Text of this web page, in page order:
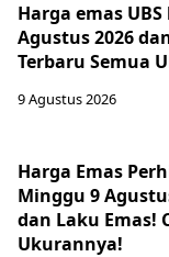
Harga emas
Agustus 2026
Terbaru Semua
9 Agustus 2026
Harga Emas
Minggu 9
dan Laku Emas!
Ukurannya!